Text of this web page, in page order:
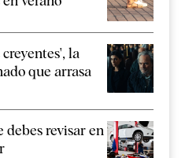
la
que arrasa
debes revisar en